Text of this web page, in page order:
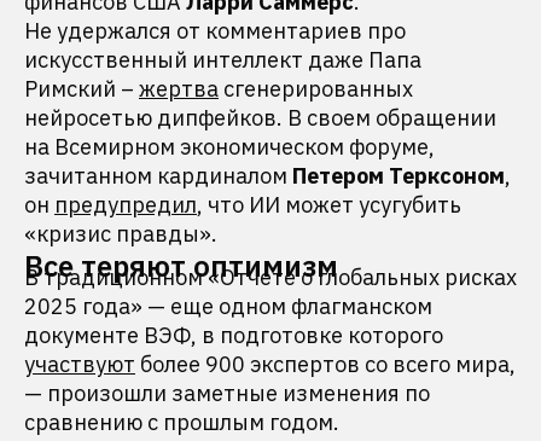
Не удержался от комментариев про
искусственный интеллект даже Папа
Римский – жертва сгенерированных
нейросетью дипфейков. В своем обращении
на Всемирном экономическом форуме,
зачитанном кардиналом Петером Терксоном,
он предупредил, что ИИ может усугубить
«кризис правды».
Все теряют оптимизм
В традиционном «Отчете о глобальных рисках
2025 года» — еще одном флагманском
документе ВЭФ, в подготовке которого
участвуют более 900 экспертов со всего мира,
— произошли заметные изменения по
сравнению с прошлым годом.